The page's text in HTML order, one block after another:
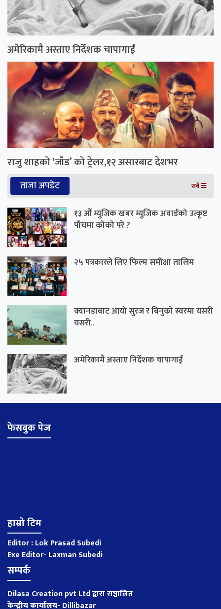
अमेरिकामै अस्ताए निर्देशक चापागाईं
राजु शाहको ‘जाँड’ को ट्रेलर,१२ असारबाट देशभर
ताजा अपडेट सबै
१३ औं म्युजिक खबर म्युजिक अवार्डको उत्कृष्ट
पाँचमा कोको परे ?
२५ पत्रकारले लिए फिल्म समीक्षा तालिम
क्यानडाबाट आयो सुरज र बिनुको स्वरमा यसरी
यसरी..
अमेरिकामै अस्ताए निर्देशक चापागाईं
फेसबुक पेज
हाम्रो टिम
Editor : Lok Prasad Subedi
Exe Editor- Laxman Subedi
सम्पर्क
Dilasa Creation pvt Ltd द्वारा सञ्चालित
केन्द्रीय कार्यालय- Dillibazar